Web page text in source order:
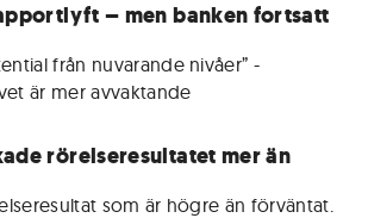
– men banken fortsatt
från nuvarande nivåer” -
är mer avvaktande
rörelseresultatet mer än
Redovisar ett rörelseresultat som är högre än förväntat.